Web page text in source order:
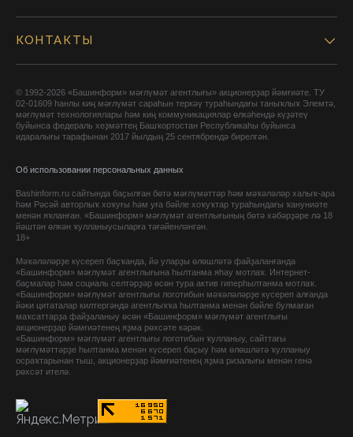
КОНТАКТЫ
© 1992-2026 «Башинформ» мәғлүмәт агентлығы» акционерҙар йәмғиәте. ТУ
02-01609 һанлы киң мәғлүмәт сараһын теркәү тураһындағы таныҡлыҡ Элемтә,
мәғлүмәт технологиялары һәм киң коммуникациялар өлкәһендә күҙәтеү
буйынса федераль хеҙмәттең Башҡортостан Республикаһы буйынса
идаралығы тарафынан 2017 йылдың 25 сентябрендә бирелгән.
Об использовании персональных данных
Bashinform.ru сайтында баҫылған бөтә мәғлүмәттәр һәм мәҡәләләр халыҡ-ара
һәм Рәсәй авторлыҡ хоҡуғы һәм уға бәйле хоҡуҡтар тураһындағы ҡануниәте
менән яҡланған. «Башинформ» мәғлүмәт агентлығының бөтә хәбәрҙәре лә 18
йәштән өлкән ҡулланыусыларға тәғәйенләнгән.
18+
Мәҡәләләрҙе күсереп баҫҡанда, йә уларҙы өлөшләтә файҙаланғанда
«Башинформ» мәғлүмәт агентлығына һылтанма яһау мотлаҡ. Интернет-
баҫмалар һәм социаль селтәрҙәр өсөн тура актив гиперһылтанма мотлаҡ.
«Башинформ» мәғлүмәт агентлығы логотибын мәҡәләләрҙе күсереп алғанда
йәки цитаталар килтергәндә агентлыҡҡа һылтанма менән бәйле булмаған
маҡсаттарҙа файҙаланыу өсөн «Башинформ» мәғлүмәт агентлығы
акционерҙар йәмғиәтенең яҙма рөхсәте кәрәк.
«Башинформ» мәғлүмәт агентлығы логотибын ҡулланыу, сайттағы
мәғлүмәттәрҙе һылтанма менән күсереп баҫыу һәм өлөшләтә ҡулланыу
осраҡтарынан тыш, акционерҙар йәмғиәтенең яҙма ризалығы менән генә
рөхсәт ителә.